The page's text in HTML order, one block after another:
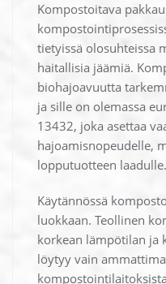
Kompostoitava
tietyissä olosuhteissa
haitallisia jäämiä.
biohajoavuutta
ja sille on olemassa
13432, joka asettaa
hajoamisnopeudelle,
lopputuotteen laadulle.
Käytännössä
luokkaan. Teollinen
korkean lämpötilan ja
löytyy vain